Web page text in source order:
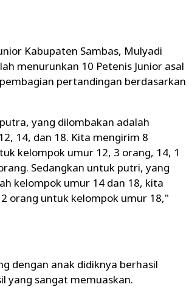
Kabupaten Sambas, Mulyadi
menurunkan 10 Petenis Junior asal
pertandingan berdasarkan
yang dilombakan adalah
14, dan 18. Kita mengirim 8
kelompok umur 12, 3 orang, 14, 1
Sedangkan untuk putri, yang
kelompok umur 14 dan 18, kita
orang untuk kelompok umur 18,"
dengan anak didiknya berhasil
yang sangat memuaskan.